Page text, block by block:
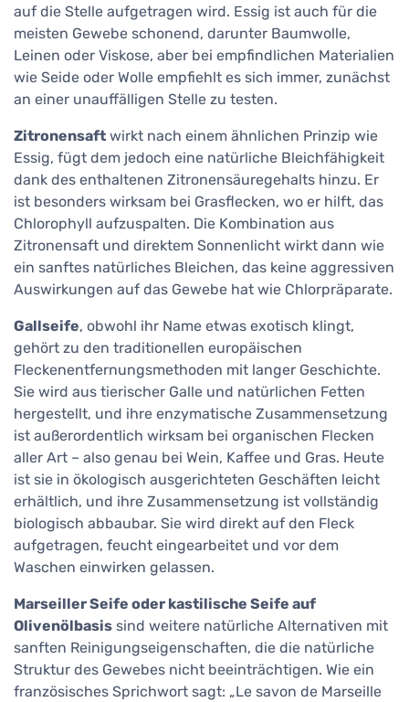
auf die Stelle aufgetragen wird. Essig ist auch für die
meisten Gewebe schonend, darunter Baumwolle,
Leinen oder Viskose, aber bei empfindlichen Materialien
wie Seide oder Wolle empfiehlt es sich immer, zunächst
an einer unauffälligen Stelle zu testen.
Zitronensaft wirkt nach einem ähnlichen Prinzip wie
Essig, fügt dem jedoch eine natürliche Bleichfähigkeit
dank des enthaltenen Zitronensäuregehalts hinzu. Er
ist besonders wirksam bei Grasflecken, wo er hilft, das
Chlorophyll aufzuspalten. Die Kombination aus
Zitronensaft und direktem Sonnenlicht wirkt dann wie
ein sanftes natürliches Bleichen, das keine aggressiven
Auswirkungen auf das Gewebe hat wie Chlorpräparate.
Gallseife, obwohl ihr Name etwas exotisch klingt,
gehört zu den traditionellen europäischen
Fleckenentfernungsmethoden mit langer Geschichte.
Sie wird aus tierischer Galle und natürlichen Fetten
hergestellt, und ihre enzymatische Zusammensetzung
ist außerordentlich wirksam bei organischen Flecken
aller Art – also genau bei Wein, Kaffee und Gras. Heute
ist sie in ökologisch ausgerichteten Geschäften leicht
erhältlich, und ihre Zusammensetzung ist vollständig
biologisch abbaubar. Sie wird direkt auf den Fleck
aufgetragen, feucht eingearbeitet und vor dem
Waschen einwirken gelassen.
Marseiller Seife oder kastilische Seife auf
Olivenölbasis sind weitere natürliche Alternativen mit
sanften Reinigungseigenschaften, die die natürliche
Struktur des Gewebes nicht beeinträchtigen. Wie ein
französisches Sprichwort sagt: „Le savon de Marseille